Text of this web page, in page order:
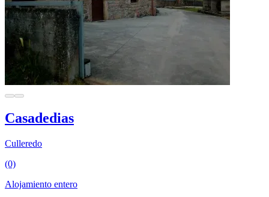
Casadedias
Culleredo
(0)
Alojamiento entero